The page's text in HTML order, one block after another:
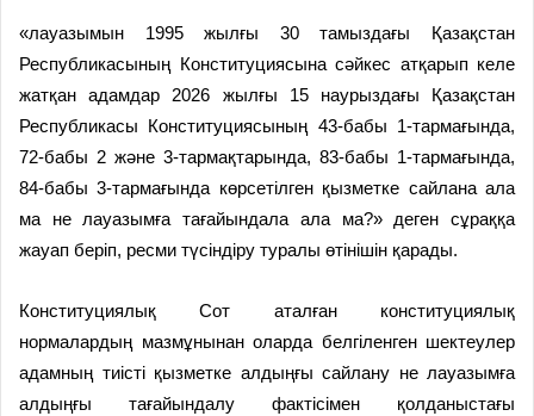
«лауазымын 1995 жылғы 30 тамыздағы Қазақстан
Республикасының Конституциясына сәйкес атқарып келе
жатқан адамдар 2026 жылғы 15 наурыздағы Қазақстан
Республикасы Конституциясының 43-бабы 1-тармағында,
72-бабы 2 және 3-тармақтарында, 83-бабы 1-тармағында,
84-бабы 3-тармағында көрсетілген қызметке сайлана ала
ма не лауазымға тағайындала ала ма?» деген сұраққа
жауап беріп, ресми түсіндіру туралы өтінішін қарады.
Конституциялық Сот аталған конституциялық
нормалардың мазмұнынан оларда белгіленген шектеулер
адамның тиісті қызметке алдыңғы сайлану не лауазымға
алдыңғы тағайындалу фактісімен қолданыстағы